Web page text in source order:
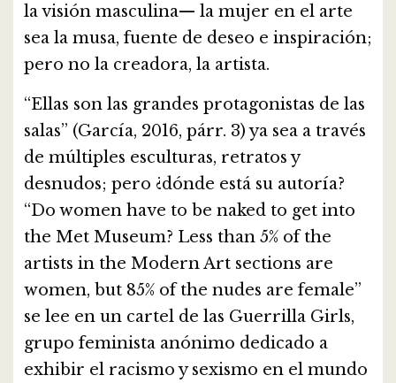
la visión masculina— la mujer en el arte
sea la musa, fuente de deseo e inspiración;
pero no la creadora, la artista.
“Ellas son las grandes protagonistas de las
salas” (García, 2016, párr. 3) ya sea a través
de múltiples esculturas, retratos y
desnudos; pero ¿dónde está su autoría?
“Do women have to be naked to get into
the Met Museum? Less than 5% of the
artists in the Modern Art sections are
women, but 85% of the nudes are female”
se lee en un cartel de las Guerrilla Girls,
grupo feminista anónimo dedicado a
exhibir el racismo y sexismo en el mundo